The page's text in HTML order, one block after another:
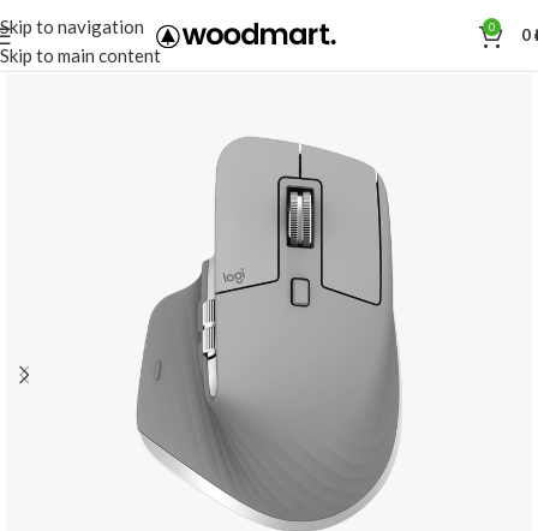
Skip to navigation
Skip to main content
0 0